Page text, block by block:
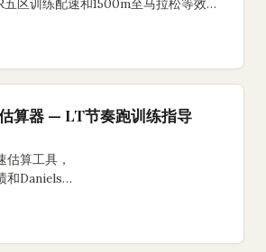
训练配速和1500m至马拉松等效完
算器 — LT节奏跑训练指导
估算工具，
和Daniels
节奏跑训练方案。